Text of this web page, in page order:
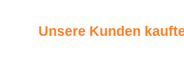
Unsere Kunden